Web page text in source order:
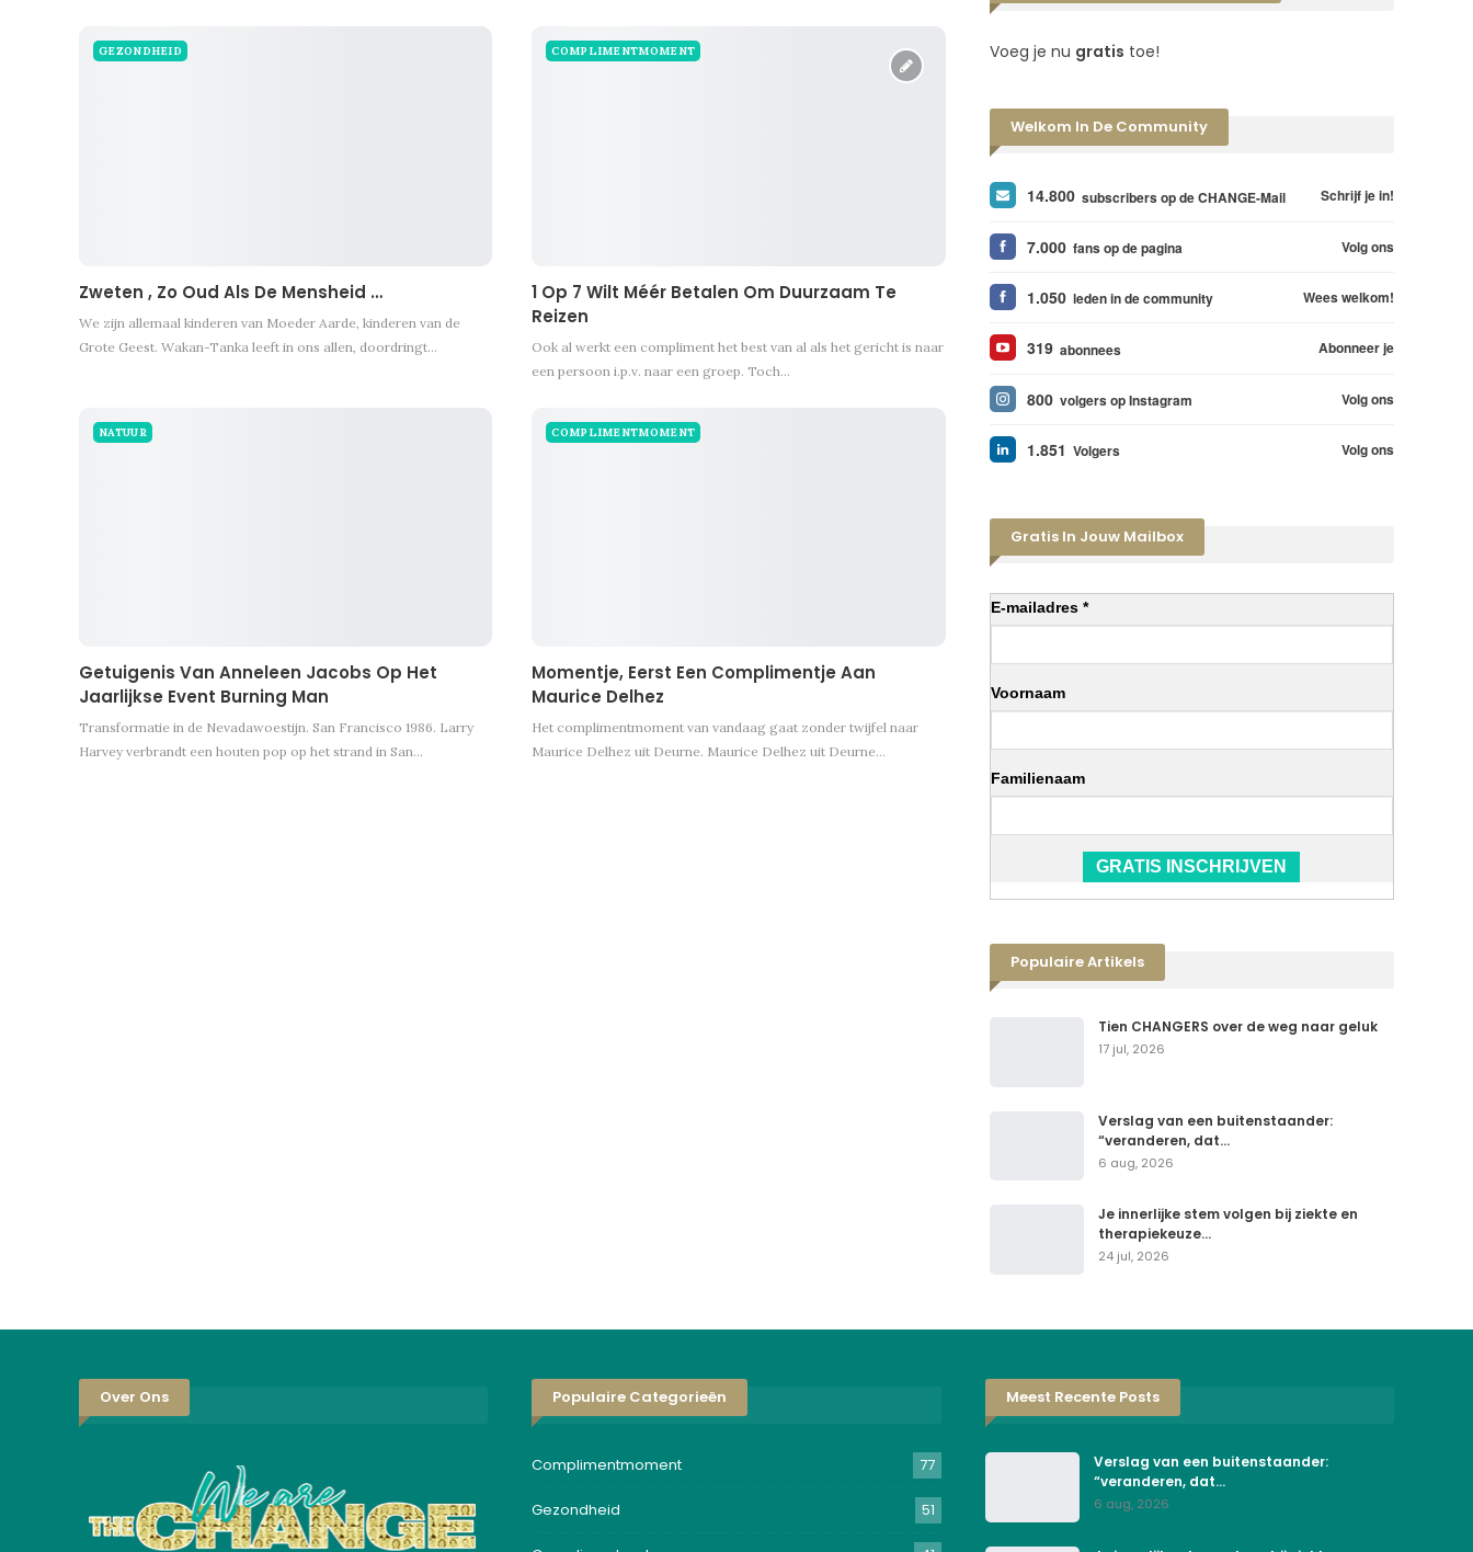
GEZONDHEID
Zweten , Zo Oud Als De Mensheid …
We zijn allemaal kinderen van Moeder Aarde, kinderen van de
Grote Geest. Wakan-Tanka leeft in ons allen, doordringt…
COMPLIMENTMOMENT
1 Op 7 Wilt Méér Betalen Om Duurzaam Te
Reizen
Ook al werkt een compliment het best van al als het gericht is naar
een persoon i.p.v. naar een groep. Toch…
NATUUR
Getuigenis Van Anneleen Jacobs Op Het
Jaarlijkse Event Burning Man
Transformatie in de Nevadawoestijn. San Francisco 1986. Larry
Harvey verbrandt een houten pop op het strand in San…
COMPLIMENTMOMENT
Momentje, Eerst Een Complimentje Aan
Maurice Delhez
Het complimentmoment van vandaag gaat zonder twijfel naar
Maurice Delhez uit Deurne. Maurice Delhez uit Deurne…
Voeg je nu gratis toe!
Welkom In De Community
14.800 subscribers op de CHANGE-Mail Schrijf je in!
7.000 fans op de pagina Volg ons
1.050 leden in de community Wees welkom!
319 abonnees Abonneer je
800 volgers op Instagram Volg ons
1.851 Volgers Volg ons
Gratis In Jouw Mailbox
E-mailadres *
Voornaam
Familienaam
GRATIS INSCHRIJVEN
Populaire Artikels
Tien CHANGERS over de weg naar geluk
17 jul, 2026
Verslag van een buitenstaander:
“veranderen, dat…
6 aug, 2026
Je innerlijke stem volgen bij ziekte en
therapiekeuze…
24 jul, 2026
Over Ons Populaire Categorieën
Complimentmoment 77
Gezondheid 51
Meest Recente Posts
Verslag van een buitenstaander:
“veranderen, dat…
6 aug, 2026